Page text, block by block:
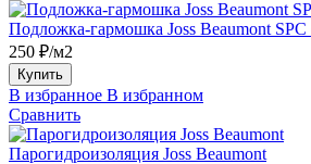
Подложка-гармошка Joss Beaumont
250 ₽/м2
Купить
В избранное В избранном
Сравнить
Парогидроизоляция Joss Beaumont